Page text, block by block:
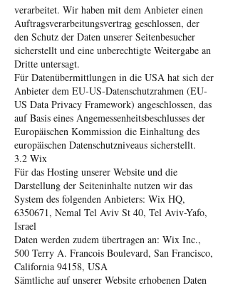
verarbeitet. Wir haben mit dem Anbieter einen
Auftragsverarbeitungsvertrag geschlossen, der
den Schutz der Daten unserer Seitenbesucher
sicherstellt und eine unberechtigte Weitergabe an
Dritte untersagt.
Für Datenübermittlungen in die USA hat sich der
Anbieter dem EU-US-Datenschutzrahmen (EU-
US Data Privacy Framework) angeschlossen, das
auf Basis eines Angemessenheitsbeschlusses der
Europäischen Kommission die Einhaltung des
europäischen Datenschutzniveaus sicherstellt.
3.2 Wix
Für das Hosting unserer Website und die
Darstellung der Seiteninhalte nutzen wir das
System des folgenden Anbieters: Wix HQ,
6350671, Nemal Tel Aviv St 40, Tel Aviv-Yafo,
Israel
Daten werden zudem übertragen an: Wix Inc.,
500 Terry A. Francois Boulevard, San Francisco,
California 94158, USA
Sämtliche auf unserer Website erhobenen Daten